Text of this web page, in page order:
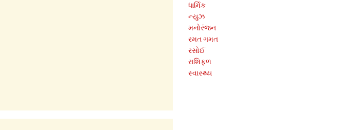
ધાર્મિક
ન્યુઝ
મનોરંજન
રમત ગમત
રસોઈ
રાશિફળ
સ્વાસ્થ્ય